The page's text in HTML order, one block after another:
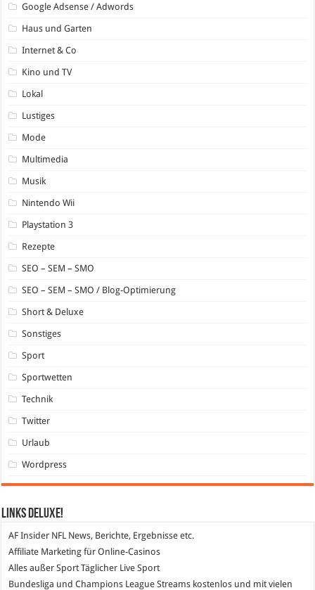
Google Adsense / Adwords
Haus und Garten
Internet & Co
Kino und TV
Lokal
Lustiges
Mode
Multimedia
Musik
Nintendo Wii
Playstation 3
Rezepte
SEO – SEM – SMO
SEO – SEM – SMO / Blog-Optimierung
Short & Deluxe
Sonstiges
Sport
Sportwetten
Technik
Twitter
Urlaub
Wordpress
Links DeLuXe!
AF Insider NFL News, Berichte, Ergebnisse etc.
Affiliate Marketing für Online-Casinos
Alles außer Sport Täglicher Live Sport
Bundesliga und Champions League Streams kostenlos und mit vielen